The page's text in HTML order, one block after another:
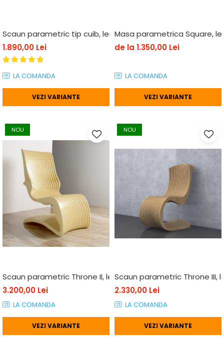
Scaun parametric tip cuib, lemn
1.890,00 Lei
LA COMANDA
VEZI VARIANTE
Masa parametrica Square,
de la 1.350,00 Lei
LA COMANDA
VEZI VARIANTE
NOU
Scaun parametric Throne II, lemn
3.200,00 Lei
LA COMANDA
VEZI VARIANTE
NOU
Scaun parametric Throne III,
2.330,00 Lei
LA COMANDA
VEZI VARIANTE